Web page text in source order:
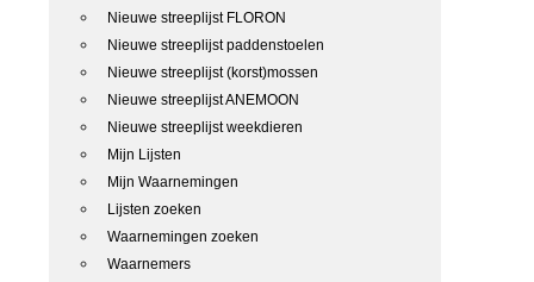
Nieuwe streeplijst FLORON
Nieuwe streeplijst paddenstoelen
Nieuwe streeplijst (korst)mossen
Nieuwe streeplijst ANEMOON
Nieuwe streeplijst weekdieren
Mijn Lijsten
Mijn Waarnemingen
Lijsten zoeken
Waarnemingen zoeken
Waarnemers